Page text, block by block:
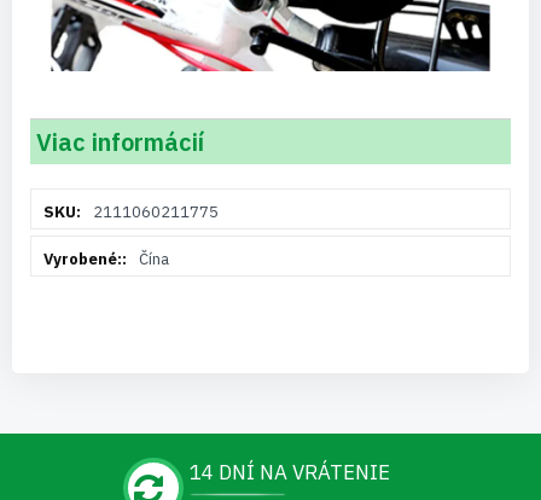
Viac informácií
informácií2111060211775
Čína
14 DNÍ NA VRÁTENIE